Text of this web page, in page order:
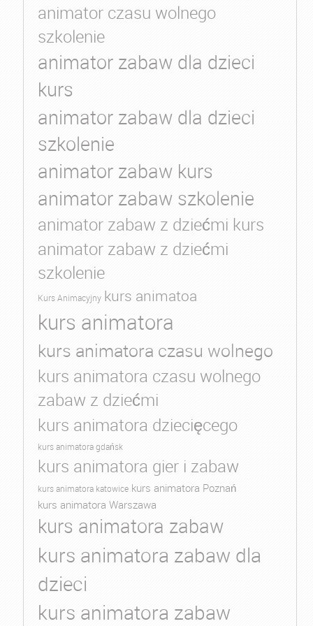
animator czasu wolnego
szkolenie
animator zabaw dla dzieci
kurs
animator zabaw dla dzieci
szkolenie
animator zabaw kurs
animator zabaw szkolenie
animator zabaw z dziećmi kurs
animator zabaw z dziećmi
szkolenie
Kurs Animacyjny kurs animatoa
kurs animatora
kurs animatora czasu wolnego
kurs animatora czasu wolnego
zabaw z dziećmi
kurs animatora dziecięcego
kurs animatora gdańsk
kurs animatora gier i zabaw
kurs animatora katowice kurs animatora Poznań
kurs animatora Warszawa
kurs animatora zabaw
kurs animatora zabaw dla
dzieci
kurs animatora zabaw